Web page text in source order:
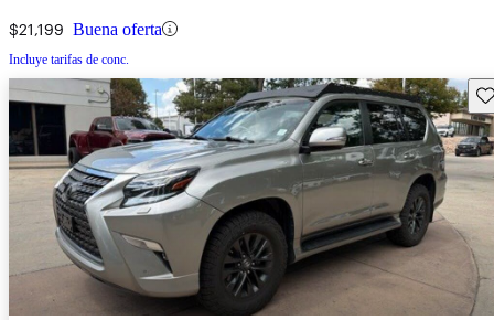
$21,199 Buena oferta
Incluye tarifas de conc.